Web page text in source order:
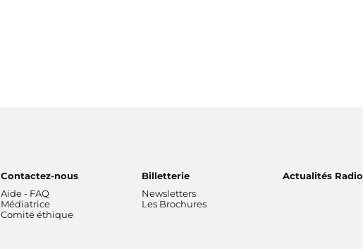
Contactez-nous
Aide - FAQ
Médiatrice
Comité éthique
Billetterie
Newsletters
Les Brochures
Actualités